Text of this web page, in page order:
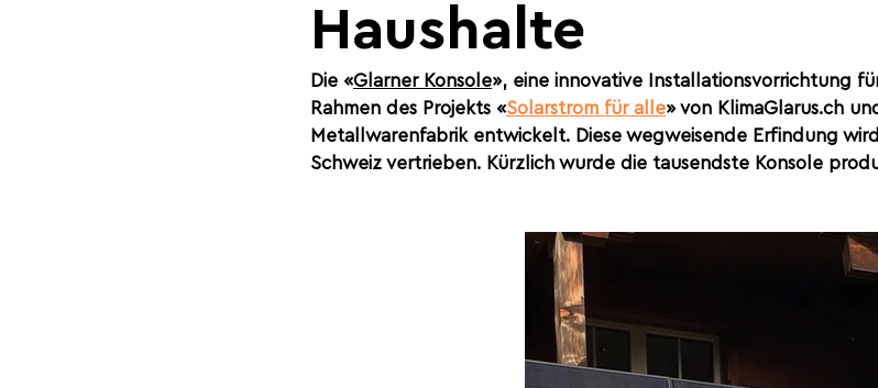
Haushalte
Die «Glarner Konsole», eine innovative Installationsvorrichtung
Rahmen des Projekts «Solarstrom für alle» von KlimaGlarus.ch
Metallwarenfabrik entwickelt. Diese wegweisende Erfindung
Schweiz vertrieben. Kürzlich wurde die tausendste Konsole